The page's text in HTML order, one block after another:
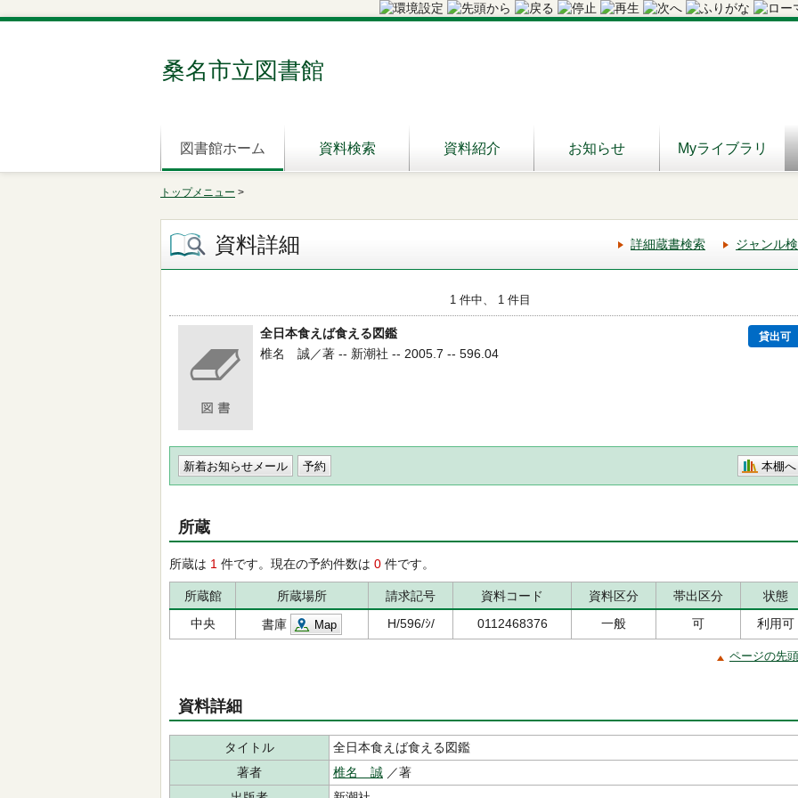
桑名市立図書館
図書館ホーム 資料検索 資料紹介 お知らせ Myライブラリ
トップメニュー >
資料詳細 詳細蔵書検索 ジャンル
1 件中、 1 件目
全日本食えば食える図鑑 貸出可
椎名 誠／著 -- 新潮社 -- 2005.7 -- 596.04
新着お知らせメール 本棚へ
所蔵
所蔵は 1 件です。現在の予約件数は 0 件です。
所蔵館 所蔵場所 請求記号 資料コード 資料区分 帯出区分
状態
中央
書庫 Map H/596/ｼ/ 0112468376 一般 可 利用可
ページの先
資料詳細
タイトル
全日本食えば食える図鑑
著者
椎名 誠 ／著